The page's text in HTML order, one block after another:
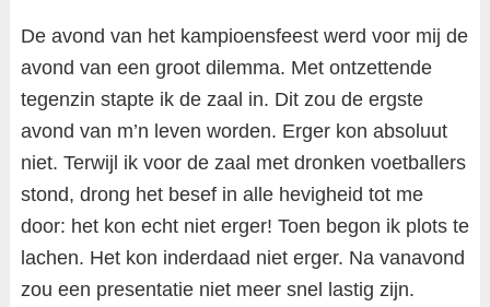
De avond van het kampioensfeest werd voor mij de
avond van een groot dilemma. Met ontzettende
tegenzin stapte ik de zaal in. Dit zou de ergste
avond van m’n leven worden. Erger kon absoluut
niet. Terwijl ik voor de zaal met dronken voetballers
stond, drong het besef in alle hevigheid tot me
door: het kon echt niet erger! Toen begon ik plots te
lachen. Het kon inderdaad niet erger. Na vanavond
zou een presentatie niet meer snel lastig zijn.